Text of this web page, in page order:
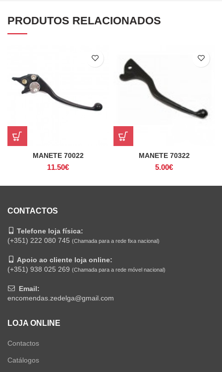
PRODUTOS RELACIONADOS
MANETE 70022
11.50€
MANETE 70322
5.00€
CONTACTOS
Telefone loja física:
(+351) 222 080 745 (Chamada para a rede fixa nacional)
Apoio ao cliente loja online:
(+351) 938 025 269 (Chamada para a rede móvel nacional)
Email:
encomendas.zedelga@gmail.com
LOJA ONLINE
Contactos
Catálogos